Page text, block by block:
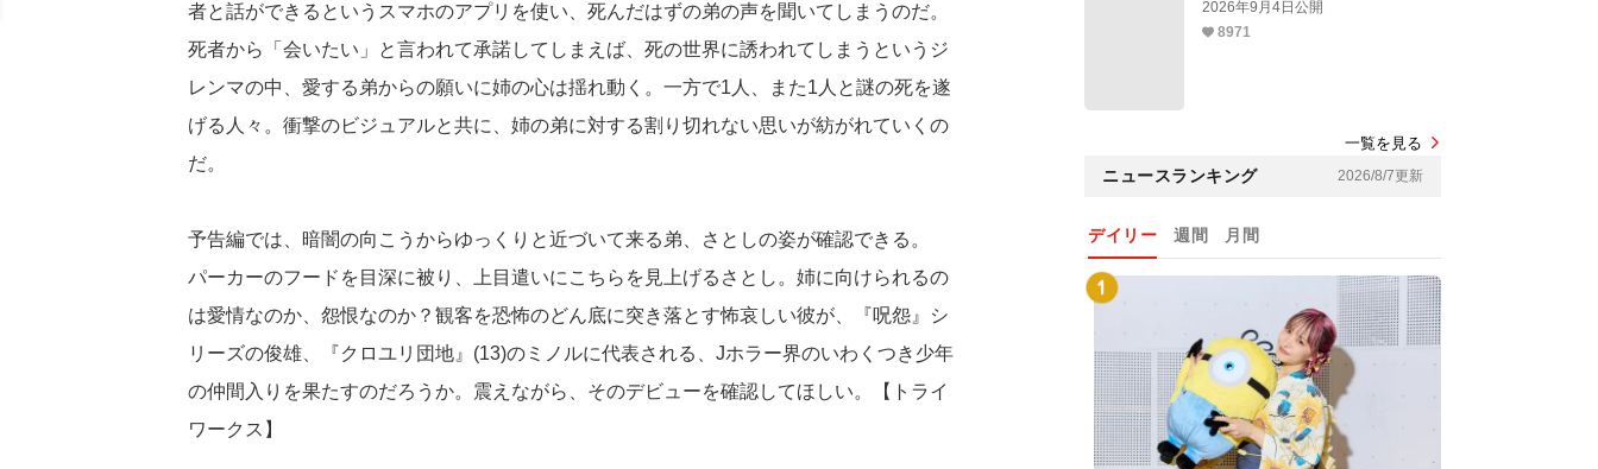
者と話ができるというスマホのアプリを使い、死んだはずの弟の声を聞いてしまうのだ。
死者から「会いたい」と言われて承諾してしまえば、死の世界に誘われてしまうというジ
レンマの中、愛する弟からの願いに姉の心は揺れ動く。一方で1人、また1人と謎の死を遂
げる人々。衝撃のビジュアルと共に、姉の弟に対する割り切れない思いが紡がれていくの
だ。
予告編では、暗闇の向こうからゆっくりと近づいて来る弟、さとしの姿が確認できる。
パーカーのフードを目深に被り、上目遣いにこちらを見上げるさとし。姉に向けられるの
は愛情なのか、怨恨なのか？観客を恐怖のどん底に突き落とす怖哀しい彼が、『呪怨』シ
リーズの俊雄、『クロユリ団地』(13)のミノルに代表される、Jホラー界のいわくつき少年
の仲間入りを果たすのだろうか。震えながら、そのデビューを確認してほしい。【トライ
ワークス】
2026年9月4日公開
8971
一覧を見る
ニュースランキング 2026/8/7更新
デイリー 週間 月間